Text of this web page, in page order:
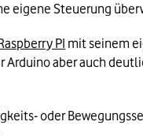
eigene Steuerung
PI mit seinem
aber auch
oder